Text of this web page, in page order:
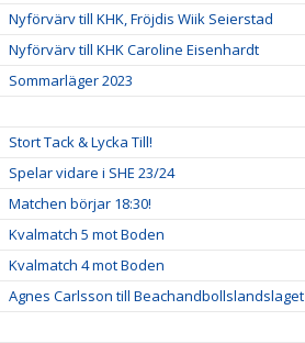
Nyförvärv till KHK, Fröjdis Wiik Seierstad
Nyförvärv till KHK Caroline Eisenhardt
Sommarläger 2023
Stort Tack & Lycka Till!
Spelar vidare i SHE 23/24
Matchen börjar 18:30!
Kvalmatch 5 mot Boden
Kvalmatch 4 mot Boden
Agnes Carlsson till Beachandbollslandslaget